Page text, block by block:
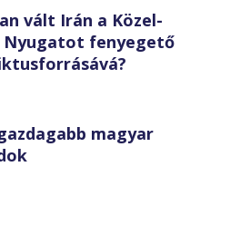
vált Irán a Közel-
Nyugatot fenyegető
magyar